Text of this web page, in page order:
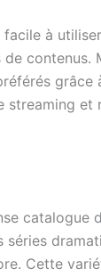
à
contenus.
grâce
streaming
catalogue
Cette